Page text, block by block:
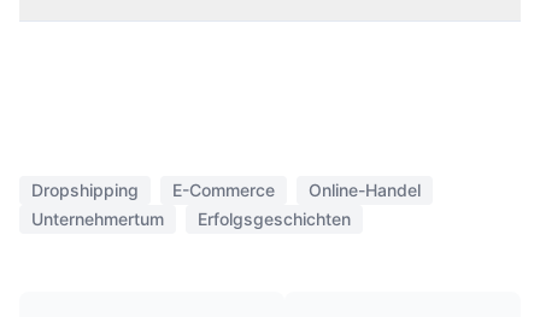
Dropshipping E-Commerce
Online-Handel
Unternehmertum
Erfolgsgeschichten